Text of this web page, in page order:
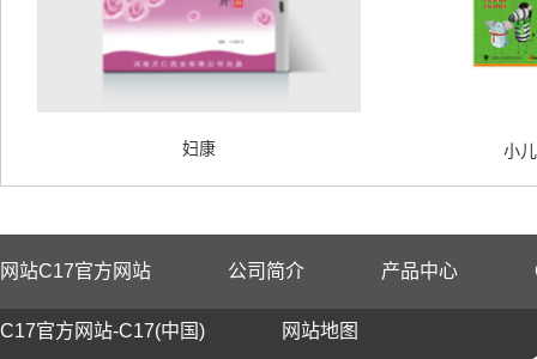
妇康 小
网站C17官方网站 公司简介 产品中心
C17官方网站-C17(中国) 网站地图